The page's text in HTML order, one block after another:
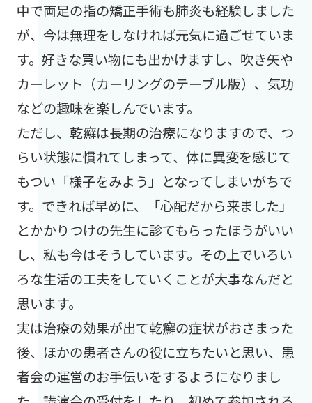
中で両足の指の矯正手術も肺炎も経験しました
が、今は無理をしなければ元気に過ごせていま
す。好きな買い物にも出かけますし、吹き矢や
カーレット（カーリングのテーブル版）、気功
などの趣味を楽しんでいます。
ただし、乾癬は長期の治療になりますので、つ
らい状態に慣れてしまって、体に異変を感じて
もつい「様子をみよう」となってしまいがちで
す。できれば早めに、「心配だから来ました」
とかかりつけの先生に診てもらったほうがいい
し、私も今はそうしています。その上でいろい
ろな生活の工夫をしていくことが大事なんだと
思います。
実は治療の効果が出て乾癬の症状がおさまった
後、ほかの患者さんの役に立ちたいと思い、患
者会の運営のお手伝いをするようになりまし